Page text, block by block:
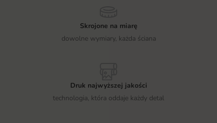
Skrojone na miarę
dowolne wymiary, każda ściana
Druk najwyższej jakości
technologia, która oddaje każdy detal